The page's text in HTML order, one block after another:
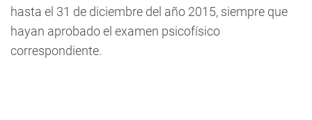
hasta el 31 de diciembre del año 2015, siempre que
hayan aprobado el examen psicofísico
correspondiente.